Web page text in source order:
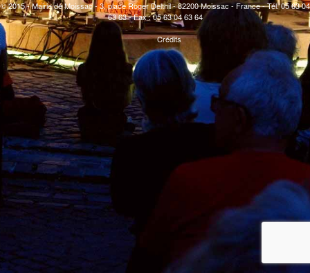
© 2015 - Mairie de Moissac - 3, place Roger Delthil - 82200 Moissac - France - Tél. 05 63 04
63 63 - Fax : 05 63 04 63 64
Crédits